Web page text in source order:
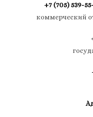
+7 (705) 539-
коммерческий